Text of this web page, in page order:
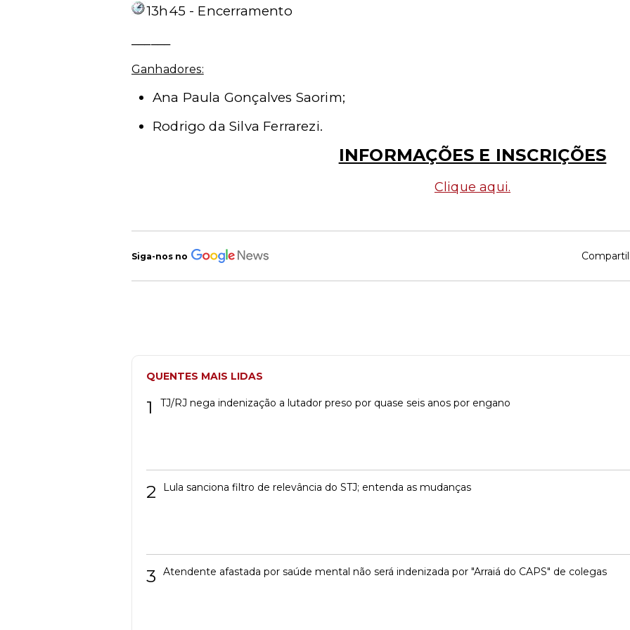
13h45 - Encerramento
Ganhadores:
Ana Paula Gonçalves Saorim;
Rodrigo da Silva Ferrarezi.
INFORMAÇÕES E INSCRIÇÕES
Clique aqui.
Siga-nos no
QUENTES MAIS LIDAS
1 TJ/RJ nega indenização a lutador preso por quase seis anos por engano
2 Lula sanciona filtro de relevância do STJ; entenda as mudanças
3 Atendente afastada por saúde mental não será indenizada por "Arraiá do CAPS" de colegas